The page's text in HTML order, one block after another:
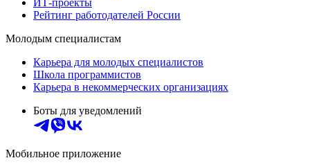
ИТ-проекты
Рейтинг работодателей России
Молодым специалистам
Карьера для молодых специалистов
Школа программистов
Карьера в некоммерческих организациях
Боты для уведомлений
Мобильное приложение